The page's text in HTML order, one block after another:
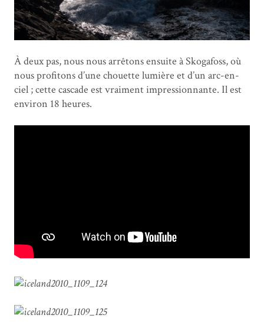
À deux pas, nous nous arrêtons ensuite à Skogafoss, où
nous profitons d’une chouette lumière et d’un arc-en-
ciel ; cette cascade est vraiment impressionnante. Il est
environ 18 heures.